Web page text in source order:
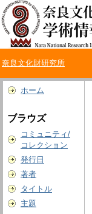
奈良文化財研究所
ホーム
ブラウズ
コミュニティ/
コレクション
発行日
著者
タイトル
主題